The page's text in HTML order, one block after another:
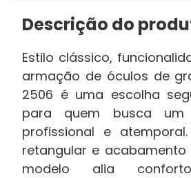
Descrição do
Estilo clássico,
armação de óculos de
2506 é uma escolha
para quem busca um
profissional e
retangular e
modelo alia